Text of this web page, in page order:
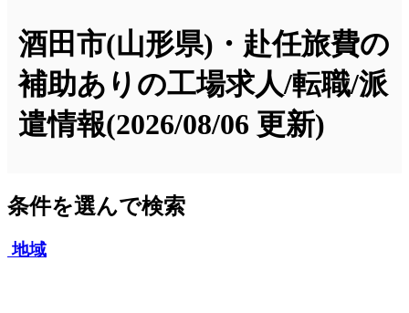
酒田市(山形県)・赴任旅費の
補助ありの工場求人/転職/派
遣情報(2026/08/06 更新)
条件を選んで検索
地域